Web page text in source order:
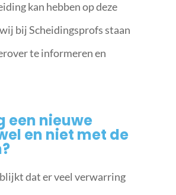
kan hebben op deze
bij Scheidingsprofs staan
te informeren en
een nieuwe
en niet met de
dat er veel verwarring